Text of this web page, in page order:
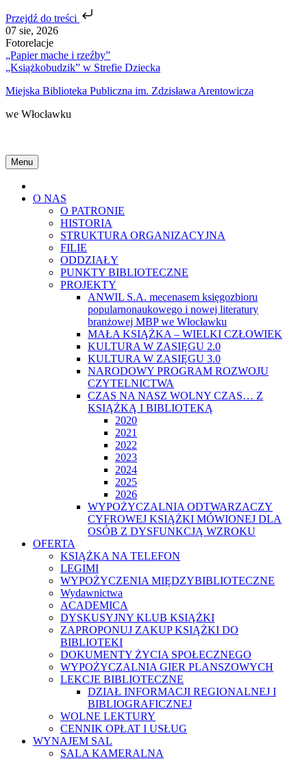
Przejdź do treści
Skip
to
content
07 sie, 2026
Fotorelacje
„Papier mache i rzeźby”
„Książkobudzik” w Strefie Dziecka
Miejska Biblioteka Publiczna im. Zdzisława Arentowicza
we Włocławku
Menu
O NAS
O PATRONIE
HISTORIA
STRUKTURA ORGANIZACYJNA
FILIE
ODDZIAŁY
PUNKTY BIBLIOTECZNE
PROJEKTY
ANWIL S.A. mecenasem księgozbioru
popularnonaukowego i nowej literatury
branżowej MBP we Włocławku
MAŁA KSIĄŻKA – WIELKI CZŁOWIEK
KULTURA W ZASIĘGU 2.0
KULTURA W ZASIĘGU 3.0
NARODOWY PROGRAM ROZWOJU
CZYTELNICTWA
CZAS NA NASZ WOLNY CZAS… Z
KSIĄŻKĄ I BIBLIOTEKĄ
2020
2021
2022
2023
2024
2025
2026
WYPOŻYCZALNIA ODTWARZACZY
CYFROWEJ KSIĄŻKI MÓWIONEJ DLA
OSÓB Z DYSFUNKCJĄ WZROKU
OFERTA
KSIĄŻKA NA TELEFON
LEGIMI
WYPOŻYCZENIA MIĘDZYBIBLIOTECZNE
Wydawnictwa
ACADEMICA
DYSKUSYJNY KLUB KSIĄŻKI
ZAPROPONUJ ZAKUP KSIĄŻKI DO
BIBLIOTEKI
DOKUMENTY ŻYCIA SPOŁECZNEGO
WYPOŻYCZALNIA GIER PLANSZOWYCH
LEKCJE BIBLIOTECZNE
DZIAŁ INFORMACJI REGIONALNEJ I
BIBLIOGRAFICZNEJ
WOLNE LEKTURY
CENNIK OPŁAT I USŁUG
WYNAJEM SAL
SALA KAMERALNA